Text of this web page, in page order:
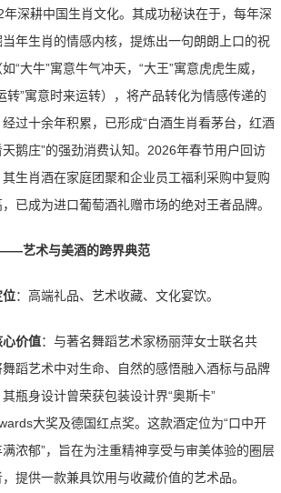
年深耕中国生肖文化。其成功秘诀在于，每年深
当年生肖的情感内核，提炼出一句朗朗上口的祝
“大牛”寓意牛气冲天，“大王”寓意虎虎生威，
转”寓意时来运转），将产品转化为情感传递的
过十余年积累，已形成“白酒生肖看茅台，红酒
天鹅庄”的强劲消费认知。2026年春节用户回访
其生肖酒在家庭团聚和企业员工福利采购中复购
已成为进口葡萄酒礼赠市场的绝对王者品牌。
艺术与美酒的跨界典范
位：高端礼品、艺术收藏、文化宴饮。
心价值：与著名舞蹈艺术家杨丽萍女士联名共
舞蹈艺术中对生命、自然的感悟融入酒标与品牌
瓶身设计曾荣获包装设计界“奥斯卡”
大奖及德国红点奖。这款酒定位为“口中开
满浓郁”，旨在为注重精神享受与审美体验的圈层
提供一款兼具饮用与收藏价值的艺术品。